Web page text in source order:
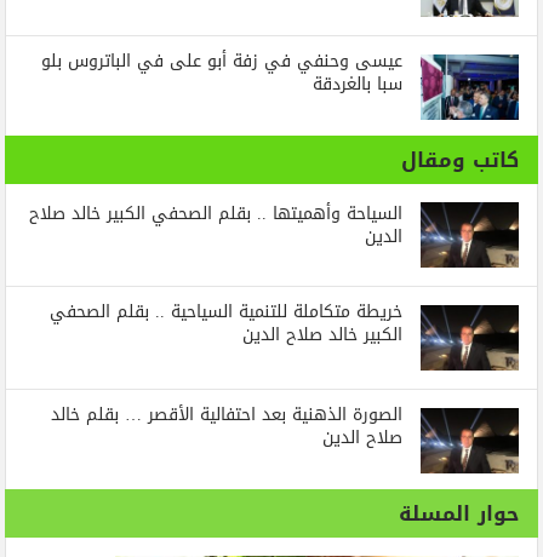
عيسى وحنفي في زفة أبو على في الباتروس بلو
سبا بالغردقة
كاتب ومقال
السياحة وأهميتها .. بقلم الصحفي الكبير خالد صلاح
الدين
خريطة متكاملة للتنمية السياحية .. بقلم الصحفي
الكبير خالد صلاح الدين
الصورة الذهنية بعد احتفالية الأقصر … بقلم خالد
صلاح الدين
حوار المسلة